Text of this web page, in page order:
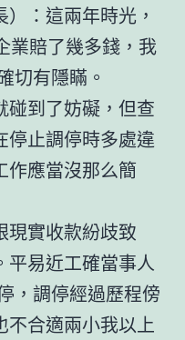
：這兩年時光，
業賠了幾多錢，我
切有隱瞞。
到了妨礙，但查
停止調停時多處違
作應當沒那么簡
實收款紛歧致
平易近工確當事人
，調停經過歷程傍
不合適兩小我以上